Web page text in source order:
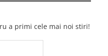
a primi cele mai noi stiri!